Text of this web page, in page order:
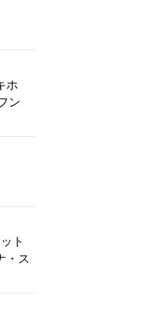
ホ
ン
ト
・ス